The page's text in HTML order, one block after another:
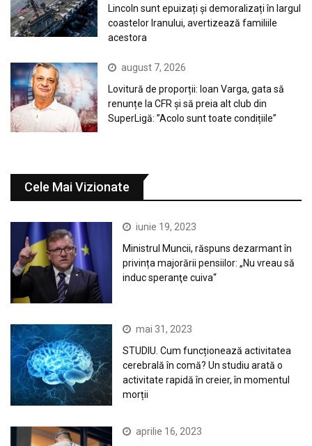
Lincoln sunt epuizați și demoralizați în largul
coastelor Iranului, avertizează familiile
acestora
august 7, 2026
Lovitură de proporții: Ioan Varga, gata să
renunțe la CFR și să preia alt club din
SuperLigă: ”Acolo sunt toate condițiile”
Cele Mai Vizionate
iunie 19, 2023
Ministrul Muncii, răspuns dezarmant în
privința majorării pensiilor: „Nu vreau să
induc speranţe cuiva“
mai 31, 2023
STUDIU. Cum funcționează activitatea
cerebrală în comă? Un studiu arată o
activitate rapidă în creier, în momentul
morții
aprilie 16, 2023